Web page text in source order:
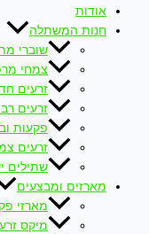
אודות
חנות המשתלה
שוברי
צמחי
זרעים
זרעים
פקעות
זרעים
שתילים
מארזים ומבצעים
מארזי
מיקס